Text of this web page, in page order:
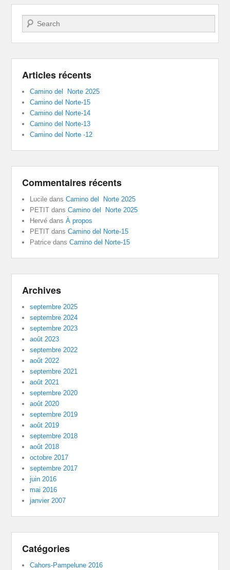
Recherche
Articles récents
Camino del Norte 2025
Camino del Norte-15
Camino del Norte-14
Camino del Norte-13
Camino del Norte -12
Commentaires récents
Lucile dansCamino del Norte 2025
PETIT dansCamino del Norte 2025
Hervé dansÀ propos
PETIT dansCamino del Norte-15
Patrice dansCamino del Norte-15
Archives
septembre 2025
septembre 2024
septembre 2023
août 2023
septembre 2022
août 2022
septembre 2021
août 2021
septembre 2020
août 2020
septembre 2019
août 2019
septembre 2018
août 2018
octobre 2017
septembre 2017
juin 2016
mai 2016
janvier 2007
Catégories
Cahors-Pampelune 2016